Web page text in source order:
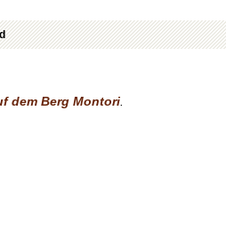
dem Berg Montori